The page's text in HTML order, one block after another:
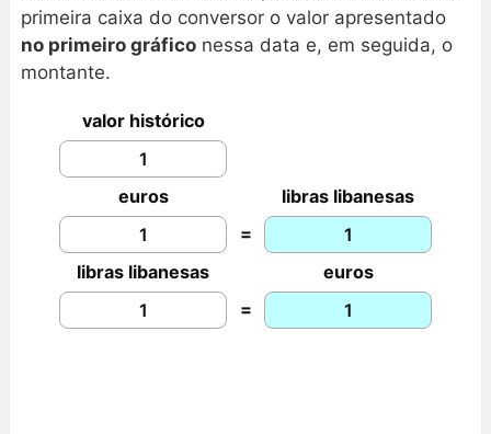
primeira caixa do conversor o valor apresentado
no primeiro gráficonessa data e, em seguida, o
montante.
valor histórico
euros
libras libanesas
=
libras libanesas
euros
=